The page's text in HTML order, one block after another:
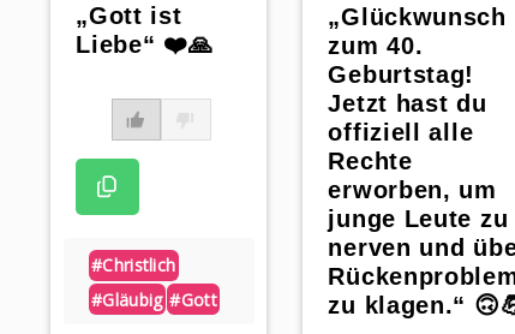
„Gott ist
Liebe“ ❤️🙏
#christlich
#gläubig #gott
„Glückwunsch
zum 40.
Geburtstag!
Jetzt hast du
offiziell alle
Rechte
erworben, um
junge Leute zu
nerven und
zu klagen.“